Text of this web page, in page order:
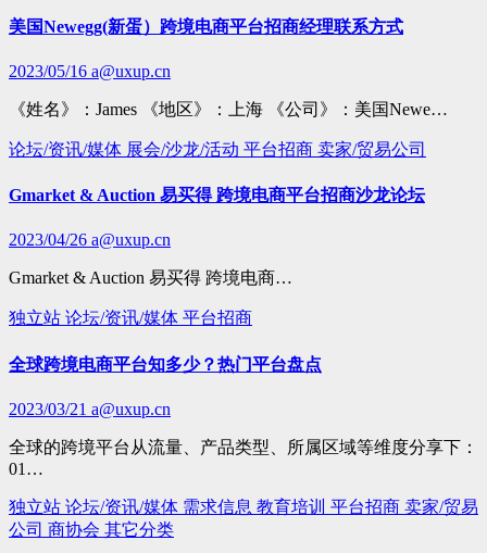
美国Newegg(新蛋）跨境电商平台招商经理联系方式
2023/05/16 a@uxup.cn
《姓名》：James 《地区》：上海 《公司》：美国Newe…
论坛/资讯/媒体 展会/沙龙/活动 平台招商 卖家/贸易公司
Gmarket & Auction 易买得 跨境电商平台招商沙龙论坛
2023/04/26 a@uxup.cn
Gmarket & Auction 易买得 跨境电商…
独立站 论坛/资讯/媒体 平台招商
全球跨境电商平台知多少？热门平台盘点
2023/03/21 a@uxup.cn
全球的跨境平台从流量、产品类型、所属区域等维度分享下：
01…
独立站 论坛/资讯/媒体 需求信息 教育培训 平台招商 卖家/贸易
公司 商协会 其它分类